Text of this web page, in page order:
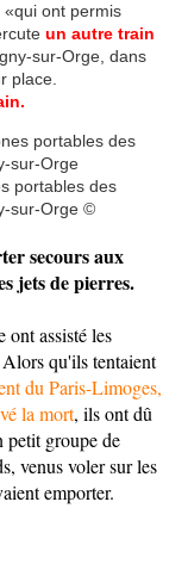
ont permis
un autre train
sur-Orge, dans
place.
portables des
sur-Orge ©
secours aux
jets de pierres.
ont assisté les
qu'ils tentaient
du Paris-Limoges,
la mort, ils ont dû
petit groupe de
venus voler sur les
emporter.